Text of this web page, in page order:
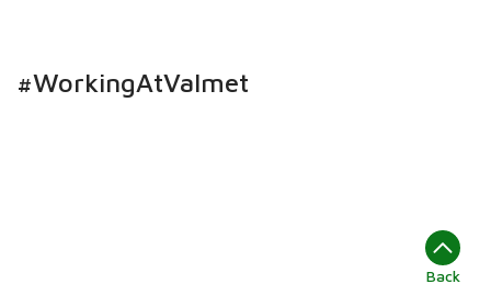
#WorkingAtValmet
Back